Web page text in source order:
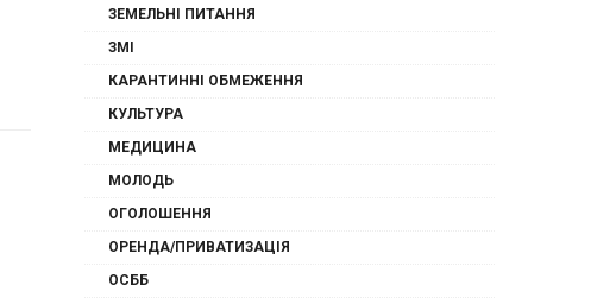
ЗЕМЕЛЬНІ ПИТАННЯ
ЗМІ
КАРАНТИННІ ОБМЕЖЕННЯ
КУЛЬТУРА
МЕДИЦИНА
МОЛОДЬ
ОГОЛОШЕННЯ
ОРЕНДА/ПРИВАТИЗАЦІЯ
ОСББ